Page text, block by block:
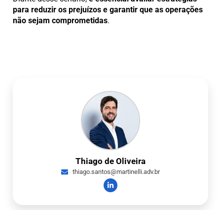
para reduzir os prejuízos e garantir que as operações
não sejam comprometidas.
Thiago de Oliveira
thiago.santos@martinelli.adv.br